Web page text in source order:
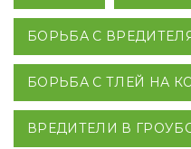
БОРЬБА С
БОРЬБА С ТЛЕЙ НА
ВРЕДИТЕЛИ В